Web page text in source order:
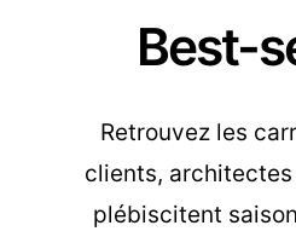
Best-
Retrouvez les
clients,
plébiscitent